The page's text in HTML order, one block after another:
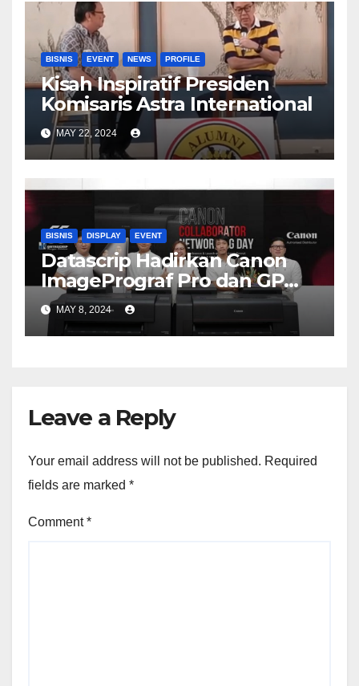
BISNIS EVENT NEWS PROFILE
Kisah Inspiratif Presiden
Komisaris Astra International
MAY 22, 2024
BISNIS DISPLAY EVENT
Datascrip Hadirkan Canon
ImagePrograf Pro dan GP
Series
MAY 8, 2024
Leave a Reply
Your email address will not be published. Required
fields are marked *
Comment*